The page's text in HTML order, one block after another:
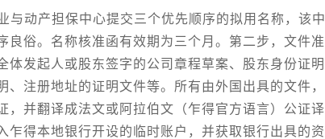
动产担保中心提交三个优先顺序的拟用名称，该中
良俗。名称核准函有效期为三个月。第二步，文件准
发起人或股东签字的公司章程草案、股东身份证明
注册地址的证明文件等。所有由外国出具的文件，
，并翻译成法文或阿拉伯文（乍得官方语言）公证译
得本地银行开设的临时账户，并获取银行出具的资